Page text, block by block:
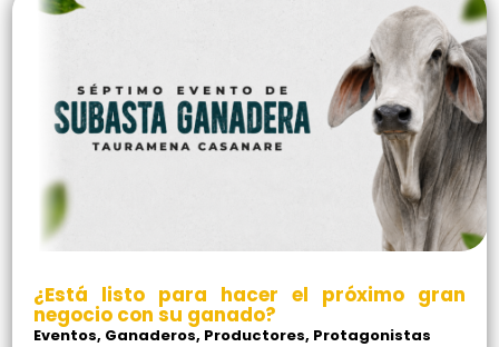
¿Está listo para hacer el próximo gran
negocio con su ganado?
Eventos, Ganaderos, Productores, Protagonistas